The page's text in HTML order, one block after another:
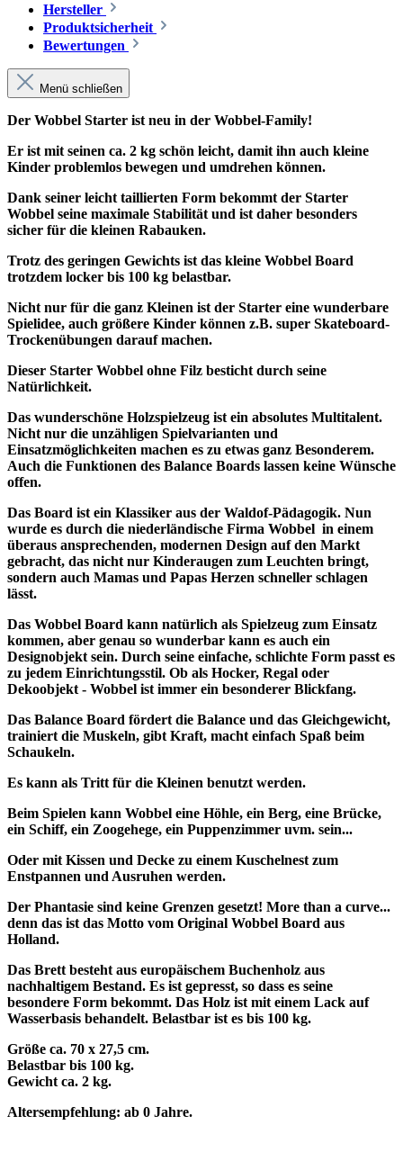
Hersteller
Produktsicherheit
Bewertungen
Menü schließen
Der Wobbel Starter ist neu in der Wobbel-Family!
Er ist mit seinen ca. 2 kg schön leicht, damit ihn auch kleine
Kinder problemlos bewegen und umdrehen können.
Dank seiner leicht taillierten Form bekommt der Starter
Wobbel seine maximale Stabilität und ist daher besonders
sicher für die kleinen Rabauken.
Trotz des geringen Gewichts ist das kleine Wobbel Board
trotzdem locker bis 100 kg belastbar.
Nicht nur für die ganz Kleinen ist der Starter eine wunderbare
Spielidee, auch größere Kinder können z.B. super Skateboard-
Trockenübungen darauf machen.
Dieser Starter Wobbel ohne Filz besticht durch seine
Natürlichkeit.
Das wunderschöne Holzspielzeug ist ein absolutes Multitalent.
Nicht nur die unzähligen Spielvarianten und
Einsatzmöglichkeiten machen es zu etwas ganz Besonderem.
Auch die Funktionen des Balance Boards lassen keine Wünsche
offen.
Das Board ist ein Klassiker aus der Waldof-Pädagogik. Nun
wurde es durch die niederländische Firma Wobbel in einem
überaus ansprechenden, modernen Design auf den Markt
gebracht, das nicht nur Kinderaugen zum Leuchten bringt,
sondern auch Mamas und Papas Herzen schneller schlagen
lässt.
Das Wobbel Board kann natürlich als Spielzeug zum Einsatz
kommen, aber genau so wunderbar kann es auch ein
Designobjekt sein. Durch seine einfache, schlichte Form passt es
zu jedem Einrichtungsstil. Ob als Hocker, Regal oder
Dekoobjekt - Wobbel ist immer ein besonderer Blickfang.
Das Balance Board fördert die Balance und das Gleichgewicht,
trainiert die Muskeln, gibt Kraft, macht einfach Spaß beim
Schaukeln.
Es kann als Tritt für die Kleinen benutzt werden.
Beim Spielen kann Wobbel eine Höhle, ein Berg, eine Brücke,
ein Schiff, ein Zoogehege, ein Puppenzimmer uvm. sein...
Oder mit Kissen und Decke zu einem Kuschelnest zum
Enstpannen und Ausruhen werden.
Der Phantasie sind keine Grenzen gesetzt! More than a curve...
denn das ist das Motto vom Original Wobbel Board aus
Holland.
Das Brett besteht aus europäischem Buchenholz aus
nachhaltigem Bestand. Es ist gepresst, so dass es seine
besondere Form bekommt. Das Holz ist mit einem Lack auf
Wasserbasis behandelt. Belastbar ist es bis 100 kg.
Größe ca. 70 x 27,5 cm.
Belastbar bis 100 kg.
Gewicht ca. 2 kg.
Altersempfehlung: ab 0 Jahre.